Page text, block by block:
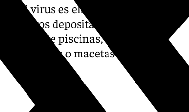
del virus es eliminar
depositan sus
piscinas,
juguetes o macetas que